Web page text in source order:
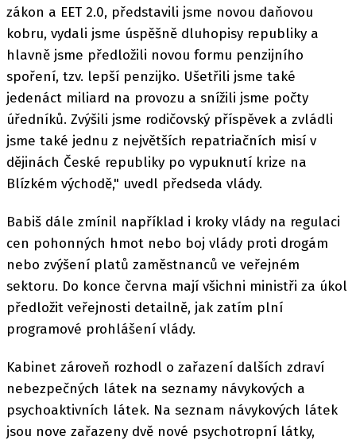
zákon a EET 2.0, představili jsme novou daňovou
kobru, vydali jsme úspěšně dluhopisy republiky a
hlavně jsme předložili novou formu penzijního
spoření, tzv. lepší penzijko. Ušetřili jsme také
jedenáct miliard na provozu a snížili jsme počty
úředníků. Zvýšili jsme rodičovský příspěvek a zvládli
jsme také jednu z největších repatriačních misí v
dějinách České republiky po vypuknutí krize na
Blízkém východě," uvedl předseda vlády.
Babiš dále zmínil například i kroky vlády na regulaci
cen pohonných hmot nebo boj vlády proti drogám
nebo zvýšení platů zaměstnanců ve veřejném
sektoru. Do konce června mají všichni ministři za úkol
předložit veřejnosti detailně, jak zatím plní
programové prohlášení vlády.
Kabinet zároveň rozhodl o zařazení dalších zdraví
nebezpečných látek na seznamy návykových a
psychoaktivních látek. Na seznam návykových látek
jsou nove zařazeny dvě nové psychotropní látky,